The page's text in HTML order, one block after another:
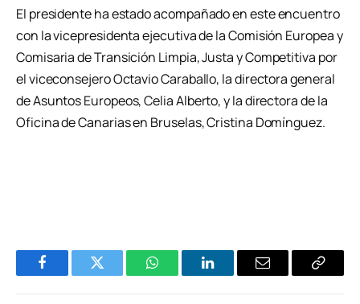
El presidente ha estado acompañado en este encuentro
con la vicepresidenta ejecutiva de la Comisión Europea y
Comisaria de Transición Limpia, Justa y Competitiva por
el viceconsejero Octavio Caraballo, la directora general
de Asuntos Europeos, Celia Alberto, y la directora de la
Oficina de Canarias en Bruselas, Cristina Domínguez.
FacebookTwitter WhatsAppLinkedInEmail
Copiar